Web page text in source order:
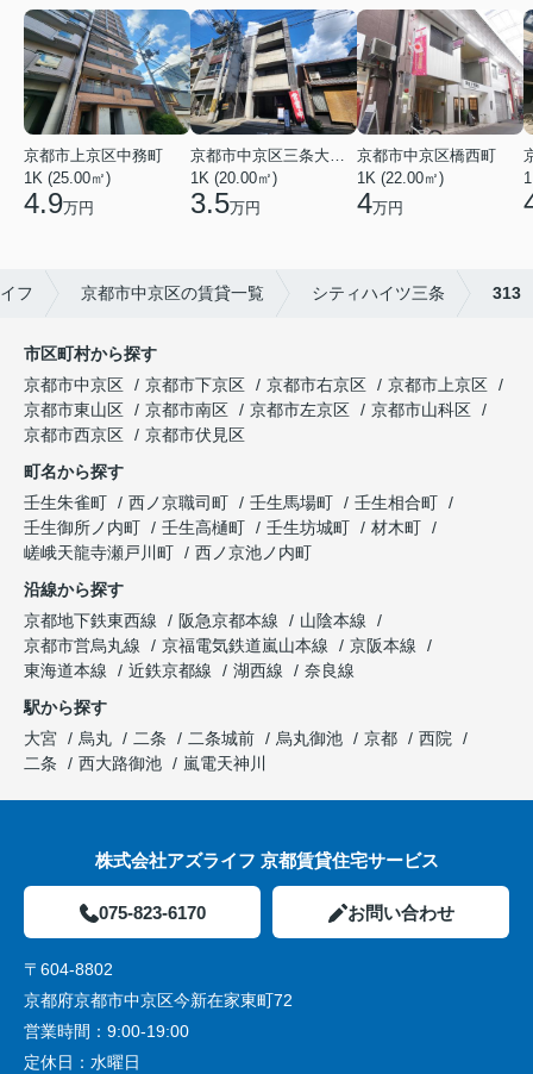
京都市上京区中務町
1K (25.00㎡)
4.9万円
京都市中京区三条大宮町
1K (20.00㎡)
3.5万円
京都市中京区橋西町
1K (22.00㎡)
4万円
フ 京都市中京区の賃貸一覧 シティハイツ三条 313
市区町村から探す
京都市中京区
京都市下京区 京都市右京区
京都市上京区
京都市東山区
京都市南区 京都市左京区
京都市山科区
京都市西京区
京都市伏見区
町名から探す
壬生朱雀町
西ノ京職司町 壬生馬場町
壬生相合町
壬生御所ノ内町
壬生高樋町 壬生坊城町
材木町
嵯峨天龍寺瀬戸川町
西ノ京池ノ内町
沿線から探す
京都地下鉄東西線
阪急京都本線
山陰本線
京都市営烏丸線
京福電気鉄道嵐山本線
京阪本線
東海道本線
近鉄京都線 湖西線
奈良線
駅から探す
大宮
烏丸 二条 二条城前 烏丸御池 京都
西院
二条
西大路御池 嵐電天神川
株式会社アズライフ 京都賃貸住宅サービス
075-823-6170 お問い合わせ
〒604-8802
京都府京都市中京区今新在家東町72
営業時間： 9:00-19:00
定休日： 水曜日